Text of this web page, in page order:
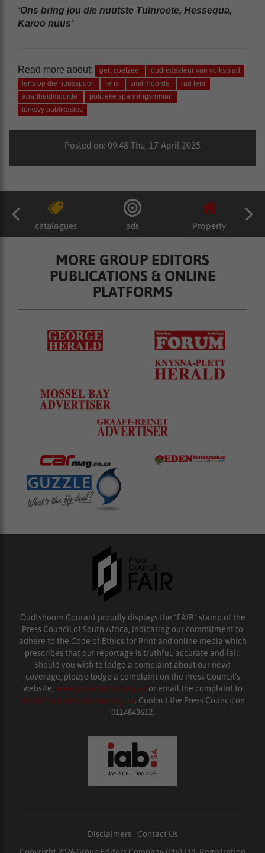
‘Ons bring jou die nuutste Tuinroete, Hessequa,
Karoo nuus’
Read more about: gert coetzee
oudredakteur van volksblad
lens op die nuusspoor
lens smit moorde
rau tem
apartheidmoorde
politieke spanningsroman
turksvy publikasies
Posted on: 09:48 Thu, 17 April 2025
catalogues ads Property
MORE GROUP EDITORS
PUBLICATIONS & ONLINE
PLATFORMS
Oudtshoorn Courant proudly displays the “FAIR” stamp of the
Press Council of South Africa, indicating our commitment to
adhere to the Code of Ethics for Print and online media which
prescribes that our reportage is truthful, accurate and fair.
Should you wish to lodge a complaint about our news
coverage, please lodge a complaint on the Press Council’s
website, www.presscouncil.org.za or email the complaint to
enquiries@ombudsman.org.za. Contact the Press Council on
0114843612.
Disclaimers
Contact Us